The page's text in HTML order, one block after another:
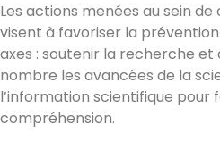
Les actions menées au sein
visent à favoriser la
axes : soutenir la recherche et
nombre les avancées de la
l’information scientifique pour
compréhension.